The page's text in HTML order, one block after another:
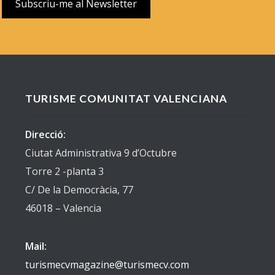
TURISME COMUNITAT VALENCIANA
Direcció:
Ciutat Administrativa 9 d’Octubre
Torre 2 -planta 3
C/ De la Democràcia, 77
46018 – Valencia
Mail:
turismecvmagazine@turismecv.com